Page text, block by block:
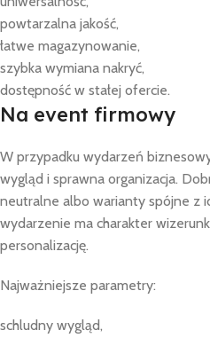
powtarzalna jakość,
łatwe magazynowanie,
szybka wymiana nakryć,
dostępność w stałej ofercie.
Na event firmowy
W przypadku wydarzeń
wygląd i sprawna organizacja.
neutralne albo warianty spójne z
wydarzenie ma charakter
personalizację.
Najważniejsze parametry:
schludny wygląd,